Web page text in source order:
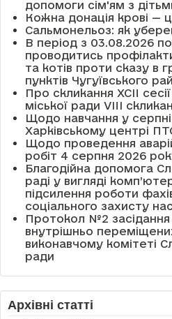
допомоги сім'ям з
Кожна донація крові —
Сальмонельоз: як
В період з 03.08.2026
проводитись
та котів проти сказу в
пунктів Чугуївського
Про скликання XCII
міської ради VIII
Щодо навчання у
Харківському центрі
Щодо проведення
робіт 4 серпня 2026
Благодійна допомога
раді у вигляді
підсилення роботи
соціального захисту
Протокол №2 засідання
внутрішньо
виконавчому комітеті
ради
Архівні статті